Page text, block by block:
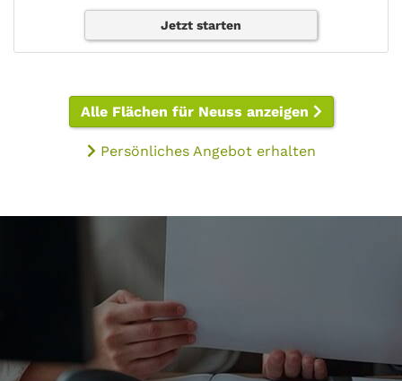
Jetzt starten
Alle Flächen für Neuss anzeigen
Persönliches Angebot erhalten